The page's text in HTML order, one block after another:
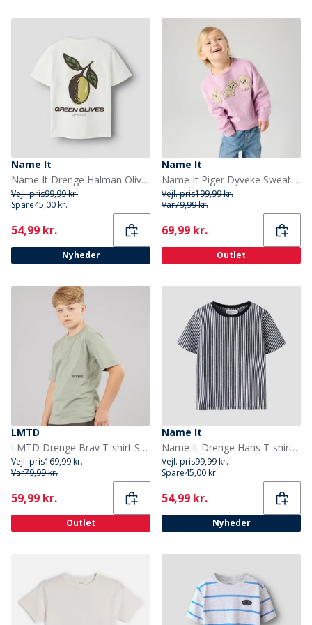
Name It
Name It Drenge Halman Olivengrøn T Shirt Cloud Dancer/Olive
Vejl. pris99,99 kr.
Spare45,00 kr.
Current
54,99 kr.
Nyheder
Name It
Name It Piger Dyveke Sweatshirt Mauve Mist
Vejl. pris199,99 kr.
Var79,99 kr.
Current
69,99 kr.
Outlet
LMTD
LMTD Drenge Brav T-shirt Shadow
Vejl. pris169,99 kr.
Var79,99 kr.
Current
59,99 kr.
Outlet
Name It
Name It Drenge Hans T-shirt Salute
Vejl. pris99,99 kr.
Spare45,00 kr.
Current
54,99 kr.
Nyheder